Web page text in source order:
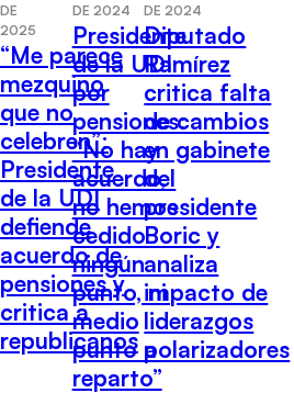
DE
2025
“Me parece
mezquino
que no
celebren”:
Presidente
de la UDI
defiende
acuerdo de
pensiones y
critica a
republicanos
DE 2024
Presidente
de la UDI
por
pensiones:
“No hay
acuerdo,
no hemos
cedido
ningún
punto, ni
medio
punto a
reparto”
DE 2024
Diputado
Ramírez
critica falta
de cambios
en gabinete
del
presidente
Boric y
analiza
impacto de
liderazgos
polarizadores